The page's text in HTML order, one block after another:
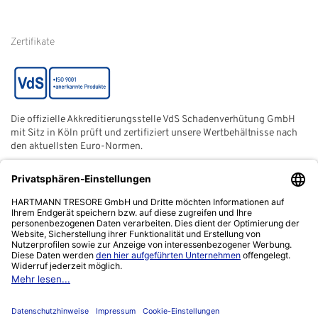
Batterieentsorgung
Zertifikate
Die offizielle Akkreditierungsstelle VdS Schadenverhütung GmbH
mit Sitz in Köln prüft und zertifiziert unsere Wertbehältnisse nach
den aktuellsten Euro-Normen.
Der ECB (European Certification Body) ist eine neutrale und
unabhängige Zertifizierungsstelle der European Security
Systems Association e. V. (ESSA) mit Sitz in Frankfurt am Main.